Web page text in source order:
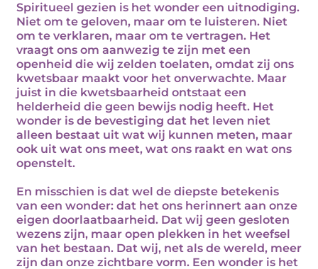
Spiritueel gezien is het wonder een uitnodiging.
Niet om te geloven, maar om te luisteren. Niet
om te verklaren, maar om te vertragen. Het
vraagt ons om aanwezig te zijn met een
openheid die wij zelden toelaten, omdat zij ons
kwetsbaar maakt voor het onverwachte. Maar
juist in die kwetsbaarheid ontstaat een
helderheid die geen bewijs nodig heeft. Het
wonder is de bevestiging dat het leven niet
alleen bestaat uit wat wij kunnen meten, maar
ook uit wat ons meet, wat ons raakt en wat ons
openstelt.
En misschien is dat wel de diepste betekenis
van een wonder: dat het ons herinnert aan onze
eigen doorlaatbaarheid. Dat wij geen gesloten
wezens zijn, maar open plekken in het weefsel
van het bestaan. Dat wij, net als de wereld, meer
zijn dan onze zichtbare vorm. Een wonder is het